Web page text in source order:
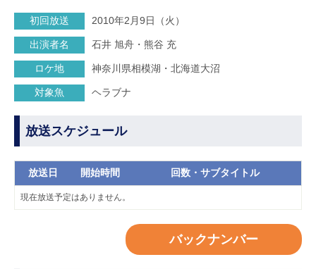
初回放送 2010年2月9日（火）
出演者名 石井 旭舟・熊谷 充
ロケ地 神奈川県相模湖・北海道大沼
対象魚 ヘラブナ
放送スケジュール
放送日 開始時間 回数・サブタイトル
現在放送予定はありません。
バックナンバー